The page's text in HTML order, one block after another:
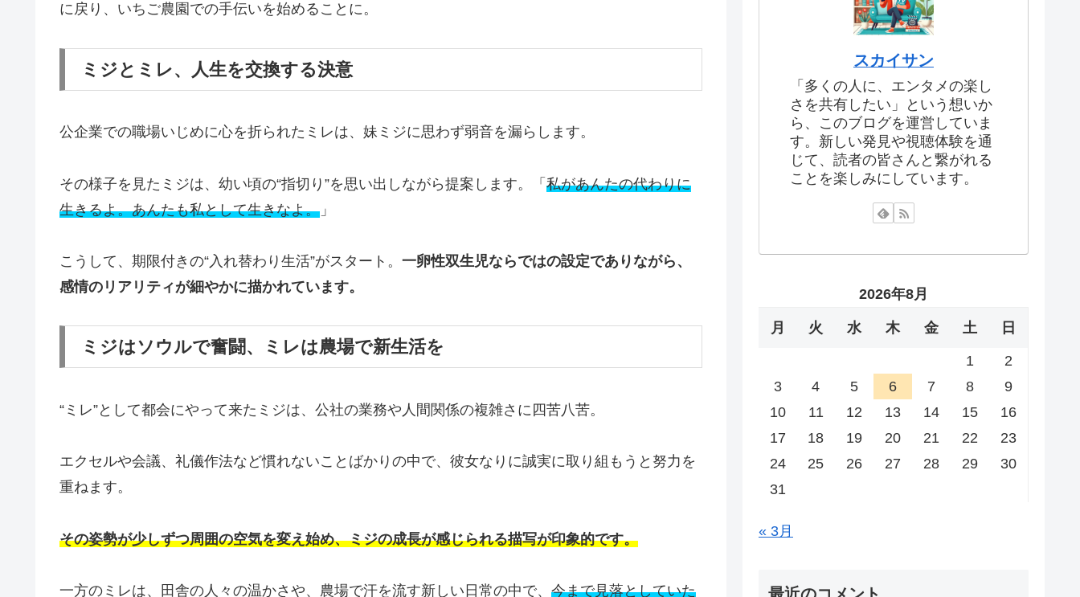
に戻り、いちご農園での手伝いを始めることに。
ミジとミレ、人生を交換する決意
公企業での職場いじめに心を折られたミレは、妹ミジに思わず弱音を漏らします。
その様子を見たミジは、幼い頃の“指切り”を思い出しながら提案します。「 私があんたの代わりに
生きるよ。あんたも私として生きなよ。 」
こうして、期限付きの“入れ替わり生活”がスタート。 一卵性双生児ならではの設定でありながら、
感情のリアリティが細やかに描かれています。
ミジはソウルで奮闘、ミレは農場で新生活を
“ミレ”として都会にやって来たミジは、公社の業務や人間関係の複雑さに四苦八苦。
エクセルや会議、礼儀作法など慣れないことばかりの中で、彼女なりに誠実に取り組もうと努力を
重ねます。
その姿勢が少しずつ周囲の空気を変え始め、ミジの成長が感じられる描写が印象的です。
一方のミレは、田舎の人々の温かさや、農場で汗を流す新しい日常の中で、 今まで見落としていた
スカイサン
「多くの人に、エンタメの楽し
さを共有したい」という想いか
ら、このブログを運営していま
す。新しい発見や視聴体験を通
じて、読者の皆さんと繋がれる
ことを楽しみにしています。
2026年8月
月 火 水 木 金 土 日
1
2
3
4 5 6 7 8
9
10
11 12 13 14 15
16
17
18 19 20 21 22
23
24
25 26 27 28 29
30
31
« 3月